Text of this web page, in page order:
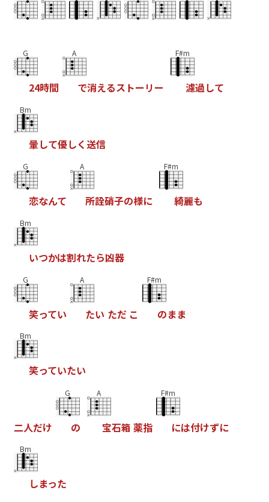
G
24時間
A
で消えるス トー リー
F#m
濾過して
Bm
暈して優しく 送信
G
恋なんて
A
所詮硝子の様に
F#m
綺麗も
Bm
いつかは割れたら凶器
G
笑ってい
A
たい ただ こ
F#m
のまま
Bm
笑っていたい
二人だけ
G
の
A
宝石箱 薬指
F#m
には付けずに
Bm
しまった